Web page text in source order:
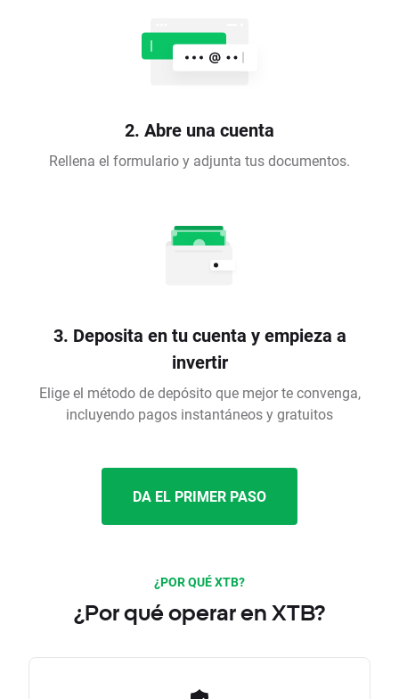
2. Abre una cuenta
Rellena el formulario y adjunta tus documentos.
3. Deposita en tu cuenta y empieza a
invertir
Elige el método de depósito que mejor te convenga,
incluyendo pagos instantáneos y gratuitos
DA EL PRIMER PASO
¿POR QUÉ XTB?
¿Por qué operar en XTB?